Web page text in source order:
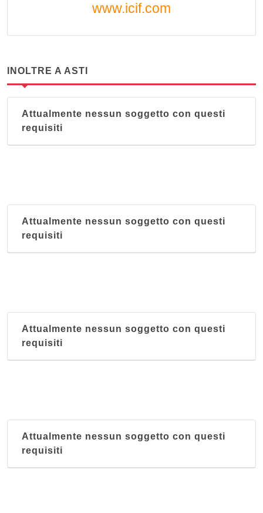
www.icif.com
INOLTRE A ASTI
Attualmente nessun soggetto con questi
requisiti
Attualmente nessun soggetto con questi
requisiti
Attualmente nessun soggetto con questi
requisiti
Attualmente nessun soggetto con questi
requisiti